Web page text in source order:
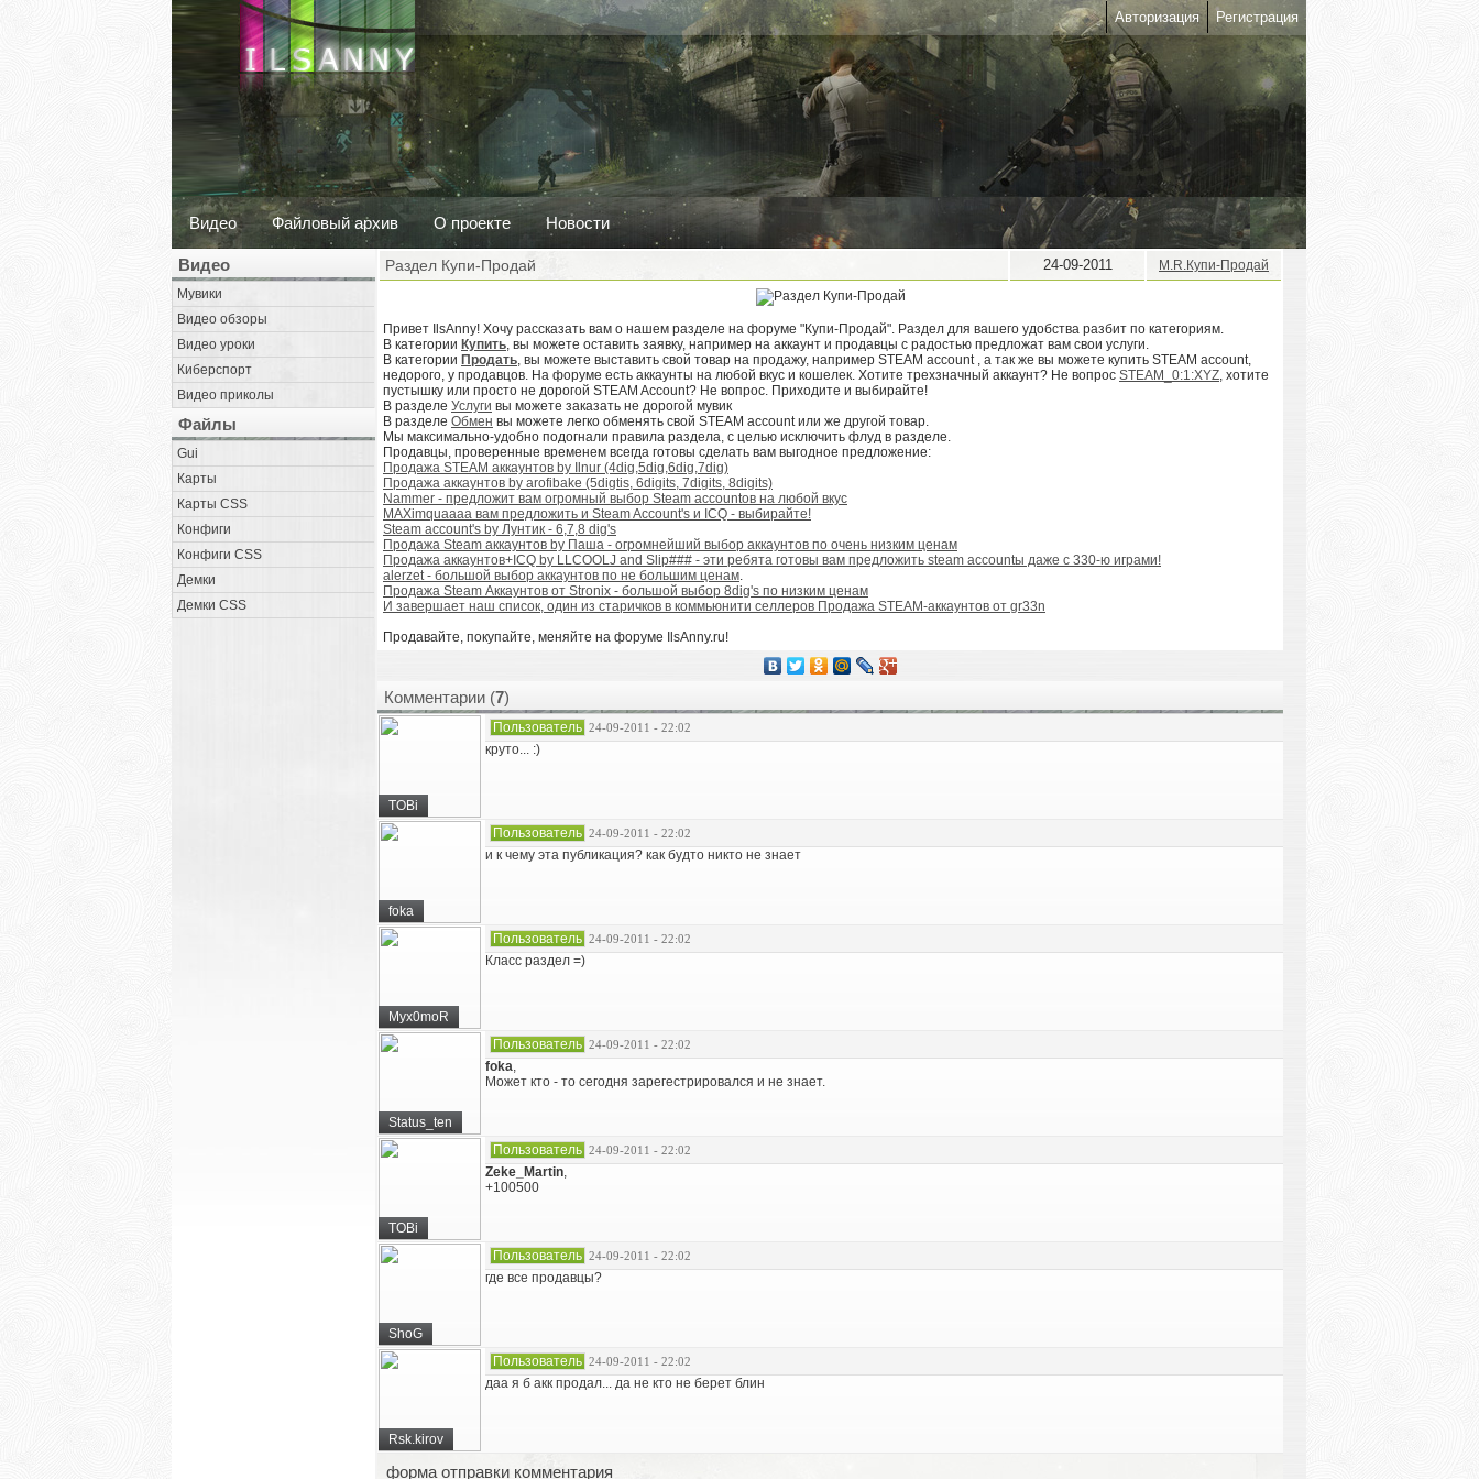
Авторизация Регистрация
Видео Файловый архив О проекте Новости
Видео
Мувики
Видео обзоры
Видео уроки
Киберспорт
Видео приколы
Файлы
Gui
Карты
Карты CSS
Конфиги
Конфиги CSS
Демки
Демки CSS
Раздел Купи-Продай 24-09-2011 M.R.Купи-Продай
Привет IlsAnny! Хочу рассказать вам о нашем разделе на форуме "Купи-Продай". Раздел для вашего удобства разбит по категориям.
В категории Купить, вы можете оставить заявку, например на аккаунт и продавцы с радостью предложат вам свои услуги.
В категории Продать, вы можете выставить свой товар на продажу, например STEAM account , а так же вы можете купить STEAM account,
недорого, у продавцов. На форуме есть аккаунты на любой вкус и кошелек. Хотите трехзначный аккаунт? Не вопрос STEAM_0:1:XYZ, хотите
пустышку или просто не дорогой STEAM Account? Не вопрос. Приходите и выбирайте!
В разделе Услуги вы можете заказать не дорогой мувик
В разделе Обмен вы можете легко обменять свой STEAM account или же другой товар.
Мы максимально-удобно подогнали правила раздела, с целью исключить флуд в разделе.
Продавцы, проверенные временем всегда готовы сделать вам выгодное предложение:
Продажа STEAM аккаунтов by Ilnur (4dig,5dig,6dig,7dig)
Продажа аккаунтов by arofibake (5digtis, 6digits, 7digits, 8digits)
Nammer - предложит вам огромный выбор Steam accountов на любой вкус
MAXimquaaaa вам предложить и Steam Account's и ICQ - выбирайте!
Steam account's by Лунтик - 6,7,8 dig's
Продажа Steam аккаунтов by Паша - огромнейший выбор аккаунтов по очень низким ценам
Продажа аккаунтов+ICQ by LLCOOLJ and Slip### - эти ребята готовы вам предложить steam accountы даже с 330-ю играми!
alerzet - большой выбор аккаунтов по не большим ценам.
Продажа Steam Аккаунтов от Stronix - большой выбор 8dig's по низким ценам
И завершает наш список, один из старичков в коммьюнити селлеров Продажа STEAM-аккаунтов от gr33n
Продавайте, покупайте, меняйте на форуме IlsAnny.ru!
Комментарии (7)
TOBi
Пользователь 24-09-2011 - 22:02
круто... :)
foka
Пользователь 24-09-2011 - 22:02
и к чему эта публикация? как будто никто не знает
Myx0moR
Пользователь 24-09-2011 - 22:02
Класс раздел =)
Status_ten
Пользователь 24-09-2011 - 22:02
foka,
Может кто - то сегодня зарегестрировался и не знает.
TOBi
Пользователь 24-09-2011 - 22:02
Zeke_Martin,
+100500
ShoG
Пользователь 24-09-2011 - 22:02
где все продавцы?
Rsk.kirov
Пользователь 24-09-2011 - 22:02
даа я б акк продал... да не кто не берет блин
форма отправки комментария